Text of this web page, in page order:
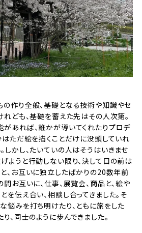
作り全般、基礎となる技術や知識やセ
れども、基礎を蓄えた先はその人次第。
あれば、誰かが導いてくれたりプロデ
はただ絵を描くことだけに没頭していれ
しかし、たいていの人はそうはいきませ
ようと行動しない限り、決して目の前は
、お互いに独立したばかりの20数年前
間お互いに、仕事、展覧会、商品と、絵や
を伝え合い、相談し合ってきました。そ
悩みを打ち明けたり、ともに旅をした
、同士のように歩んできました。